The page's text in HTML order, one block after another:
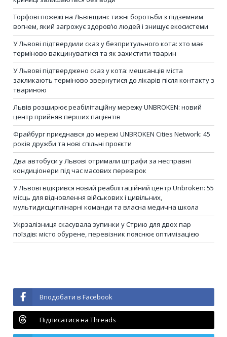
Торфові пожежі на Львівщині: тижні боротьби з підземним
вогнем, який загрожує здоров’ю людей і знищує екосистеми
У Львові підтвердили сказ у безпритульного кота: хто має
терміново вакцинуватися та як захистити тварин
У Львові підтверджено сказ у кота: мешканців міста
закликають терміново звернутися до лікарів після контакту з
твариною
Львів розширює реабілітаційну мережу UNBROKEN: новий
центр прийняв перших пацієнтів
Фрайбург приєднався до мережі UNBROKEN Cities Network: 45
років дружби та нові спільні проєкти
Два автобуси у Львові отримали штрафи за несправні
кондиціонери під час масових перевірок
У Львові відкрився новий реабілітаційний центр Unbroken: 55
місць для відновлення військових і цивільних,
мультидисциплінарні команди та власна медична школа
Укрзалізниця скасувала зупинки у Стрию для двох пар
поїздів: місто обурене, перевізник пояснює оптимізацією
Вподобати в Facebook
Підписатися на Threads